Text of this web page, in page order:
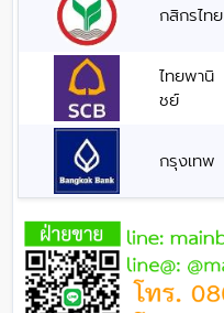
กสิกรไทย
ไทยพานิ
ชย์
กรุงเทพ